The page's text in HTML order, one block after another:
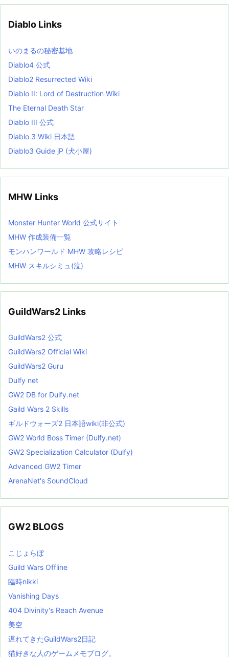
e
i
s
t
Diablo Links
いのまるの秘密基地
Diablo4 公式
Diablo2 Resurrected Wiki
Diablo II: Lord of Destruction Wiki
The Eternal Death Star
Diablo III 公式
Diablo 3 Wiki 日本語
Diablo3 Guide jP (犬小屋)
MHW Links
Monster Hunter World 公式サイト
MHW 作成装備一覧
モンハンワールド MHW 攻略レシピ
MHW スキルシミュ(泣)
GuildWars2 Links
GuildWars2 公式
GuildWars2 Official Wiki
GuildWars2 Guru
Dulfy net
GW2 DB for Dulfy.net
Gaild Wars 2 Skills
ギルドウォーズ2 日本語wiki(非公式)
GW2 World Boss Timer (Dulfy.net)
GW2 Specialization Calculator (Dulfy)
Advanced GW2 Timer
ArenaNet's SoundCloud
GW2 BLOGS
こじょらぼ
Guild Wars Offline
臨時nikki
Vanishing Days
404 Divinity's Reach Avenue
美空
遅れてきたGuildWars2日記
猫好きな人のゲームメモブログ。